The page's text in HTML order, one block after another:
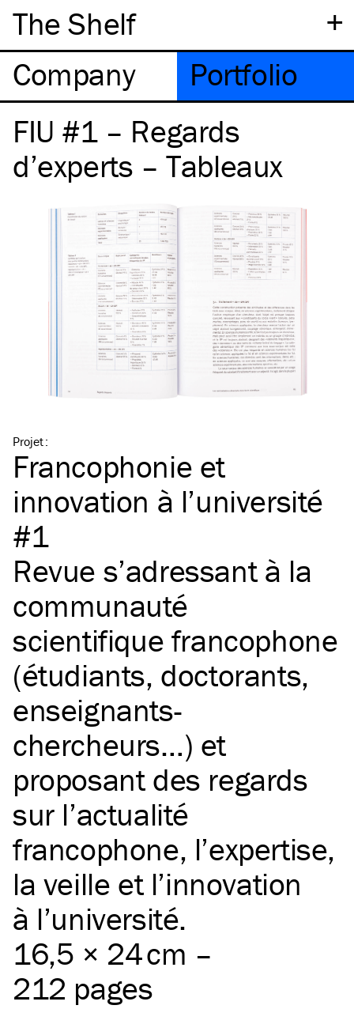
+
The Shelf
Company
Portfolio
FIU #1 – Regards
d’experts – Tableaux
Projet:
Francophonie et
innovation à l’université
#1
Revue s’adressant à la
communauté
scientifique francophone
(étudiants, doctorants,
enseignants-
chercheurs…) et
proposant des regards
sur l’actualité
francophone, l’expertise,
la veille et l’innovation
à l’université.
16,5 × 24 cm –
212 pages